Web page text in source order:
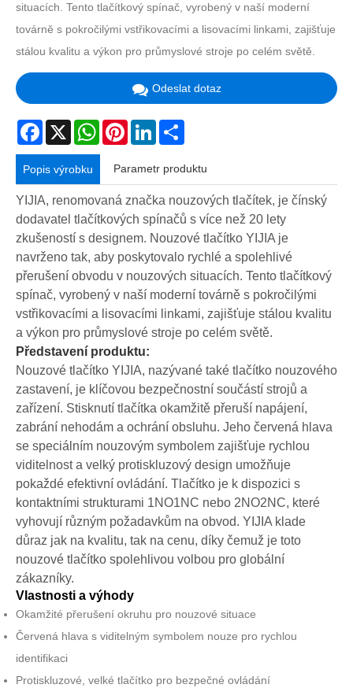
situacích. Tento tlačítkový spínač, vyrobený v naší moderní
továrně s pokročilými vstřikovacími a lisovacími linkami, zajišťuje
stálou kvalitu a výkon pro průmyslové stroje po celém světě.
Odeslat dotaz
Facebook
X WhatsAppPinterestLinkedIn
Popis výrobku Parametr produktu
YIJIA, renomovaná značka nouzových tlačítek, je čínský
dodavatel tlačítkových spínačů s více než 20 lety
zkušeností s designem. Nouzové tlačítko YIJIA je
navrženo tak, aby poskytovalo rychlé a spolehlivé
přerušení obvodu v nouzových situacích. Tento tlačítkový
spínač, vyrobený v naší moderní továrně s pokročilými
vstřikovacími a lisovacími linkami, zajišťuje stálou kvalitu
a výkon pro průmyslové stroje po celém světě.
Představení produktu:
Nouzové tlačítko YIJIA, nazývané také tlačítko nouzového
zastavení, je klíčovou bezpečnostní součástí strojů a
zařízení. Stisknutí tlačítka okamžitě přeruší napájení,
zabrání nehodám a ochrání obsluhu. Jeho červená hlava
se speciálním nouzovým symbolem zajišťuje rychlou
viditelnost a velký protiskluzový design umožňuje
pokaždé efektivní ovládání. Tlačítko je k dispozici s
kontaktními strukturami 1NO1NC nebo 2NO2NC, které
vyhovují různým požadavkům na obvod. YIJIA klade
důraz jak na kvalitu, tak na cenu, díky čemuž je toto
nouzové tlačítko spolehlivou volbou pro globální
zákazníky.
Vlastnosti a výhody
Okamžité přerušení okruhu pro nouzové situace
Červená hlava s viditelným symbolem nouze pro rychlou
identifikaci
Protiskluzové, velké tlačítko pro bezpečné ovládání